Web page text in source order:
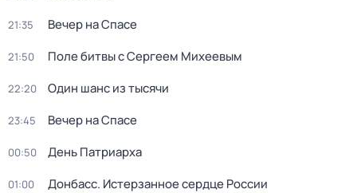
21:35 Вечер на Спасе
21:50 Поле битвы с Сергеем Михеевым
22:20 Один шанс из тысячи
23:45 Вечер на Спасе
00:50 Дeнь Патриаpха
01:00 Донбасс. Истерзанное сердце России